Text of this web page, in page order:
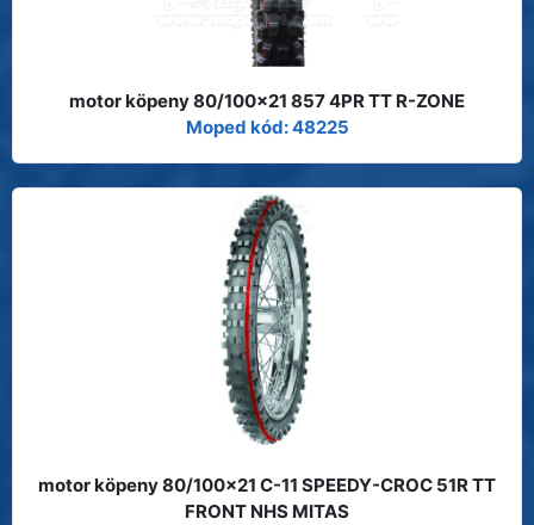
motor köpeny 80/100x21 857 4PR TT R-ZONE
Moped kód: 48225
motor köpeny 80/100x21 C-11 SPEEDY-CROC 51R TT
FRONT NHS MITAS